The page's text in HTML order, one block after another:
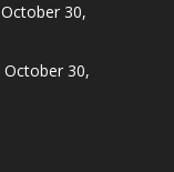
October 30,
October 30,